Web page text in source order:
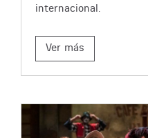
internacional.
Ver más